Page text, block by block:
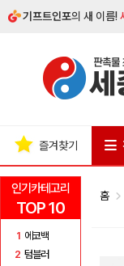
기프트인포의 새 이름!
인기카테고리
TOP 10
1 에코백
2 텀블러
즐겨찾기
홈